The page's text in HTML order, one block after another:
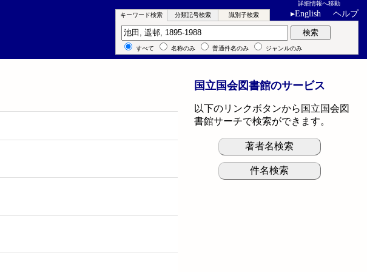
詳細情報へ移動
▸English ヘルプ
キーワード検索 分類記号検索 識別子検索
キーワード検索 検索
すべて 名称のみ 普通件名のみ ジャンルのみ
国立国会図書館のサービス
以下のリンクボタンから国立国会図
書館サーチで検索ができます。
著者名検索
件名検索